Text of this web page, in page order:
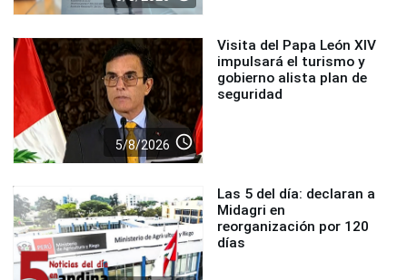
5/8/2026 access_time
Visita del Papa León XIV
impulsará el turismo y
gobierno alista plan de
seguridad
Las 5 del día: declaran a
Midagri en
reorganización por 120
días